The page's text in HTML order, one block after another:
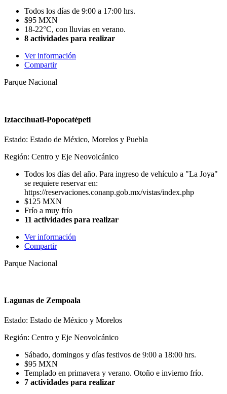
Todos los días de 9:00 a 17:00 hrs.
$95 MXN
18-22°C, con lluvias en verano.
8 actividades para realizar
Ver información
Compartir
Parque Nacional
Iztaccíhuatl-Popocatépetl
Estado: Estado de México, Morelos y Puebla
Región: Centro y Eje Neovolcánico
Todos los días del año. Para ingreso de vehículo a "La Joya"
se requiere reservar en:
https://reservaciones.conanp.gob.mx/vistas/index.php
$125 MXN
Frío a muy frío
11 actividades para realizar
Ver información
Compartir
Parque Nacional
Lagunas de Zempoala
Estado: Estado de México y Morelos
Región: Centro y Eje Neovolcánico
Sábado, domingos y días festivos de 9:00 a 18:00 hrs.
$95 MXN
Templado en primavera y verano. Otoño e invierno frío.
7 actividades para realizar